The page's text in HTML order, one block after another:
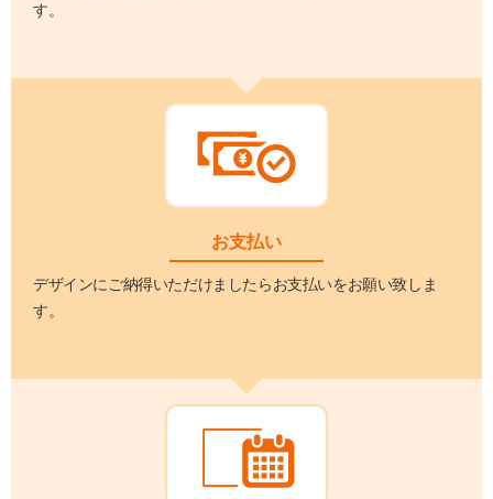
す。
お支払い
デザインにご納得いただけましたらお支払いをお願い致しま
す。